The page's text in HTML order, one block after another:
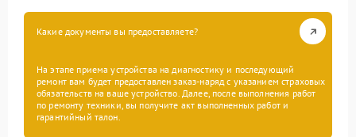
Какие документы вы предоставляете?
На этапе приема устройства на диагностику и последующий
ремонт вам будет предоставлен заказ-наряд с указанием страховых
обязательств на ваше устройство. Далее, после выполнения работ
по ремонту техники, вы получите акт выполненных работ и
гарантийный талон.